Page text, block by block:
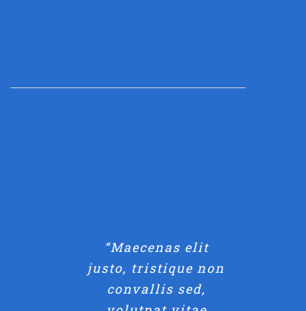
“Maecenas elit
justo, tristique non
convallis sed,